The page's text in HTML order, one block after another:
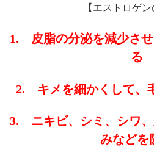
【エストロゲン
1. 皮脂の分泌を減少さ
る
2. キメを細かくして、
3. ニキビ、シミ、シワ
みなどを